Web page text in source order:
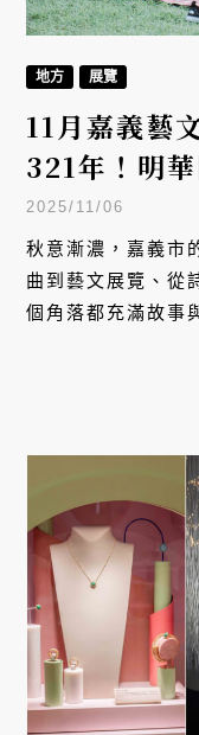
地方 展覽
11月嘉義藝
321年！明
文學市集、
2025/11/06
秋意漸濃，嘉義市
曲到藝文展覽、從
個角落都充滿故事